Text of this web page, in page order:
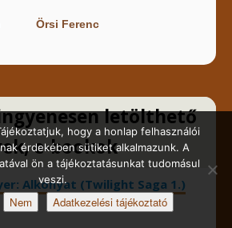
Örsi Ferenc
letölthető
e-bookok
Alkonyat (Twilight Saga 1.)
hogy a honlap felhasználói
érdekében sütiket alkalmazunk. A
ön a tájékoztatásunkat tudomásul
veszi.
Nem Adatkezelési tájékoztató